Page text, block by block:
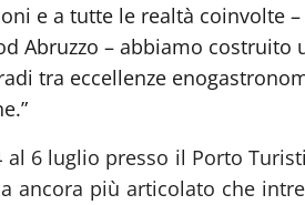
e a tutte le realtà coinvolte
Abruzzo – abbiamo
tra eccellenze
6 luglio presso il Porto
ancora più articolato che